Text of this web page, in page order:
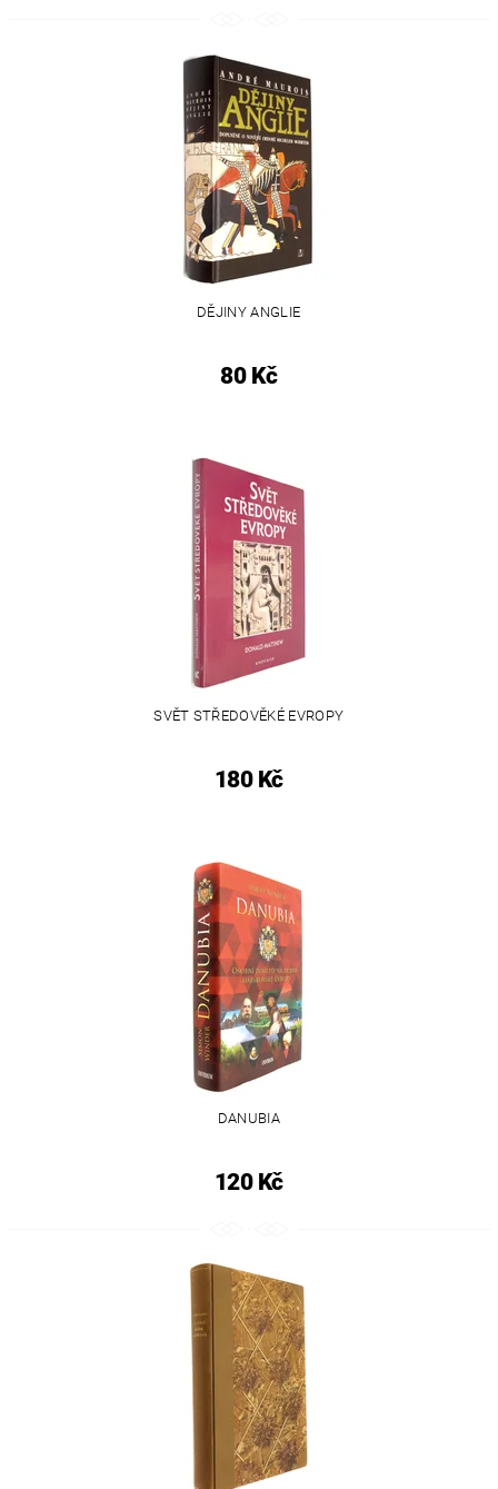
DĚJINY ANGLIE
80 Kč
SVĚT STŘEDOVĚKÉ EVROPY
180 Kč
DANUBIA
120 Kč